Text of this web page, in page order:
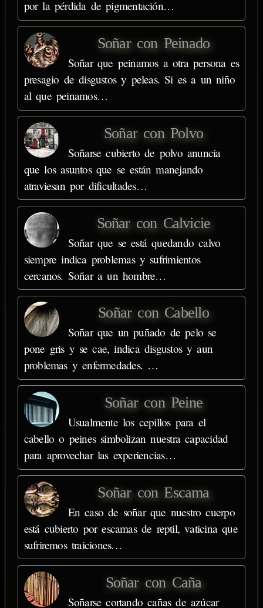
por la pérdida de pigmentación…
Soñar con Peinado
Soñar que peinamos a otra persona es
presagio de disgustos y peleas. Si es a un niño
al que peinamos…
Soñar con Polvo
Soñarse cubierto de polvo anuncia
que los asuntos que se están manejando
atraviesan por dificultades…
Soñar con Calvicie
Soñar que se está quedando calvo
siempre indica problemas y sufrimientos
cercanos. Soñar a un hombre…
Soñar con Cabello
Soñar que un puñado de pelo se
pone gris y se cae, indica disgustos y aun
problemas y enfermedades. …
Soñar con Peine
Usualmente los cepillos para el
cabello o peines simbolizan nuestra capacidad
para aprovechar las experiencias…
Soñar con Escama
En caso de soñar que nuestro cuerpo
está cubierto por escamas de reptil, vaticina que
sufriremos traiciones…
Soñar con Caña
Soñarse cortando cañas de azúcar